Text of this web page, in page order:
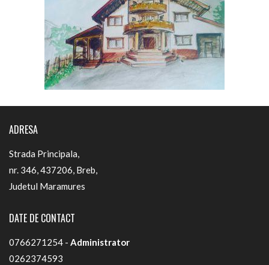
ADRESA
Strada Principala,
nr. 346, 437206, Breb,
Judetul Maramures
DATE DE CONTACT
0766271254 - Administrator
0262374593